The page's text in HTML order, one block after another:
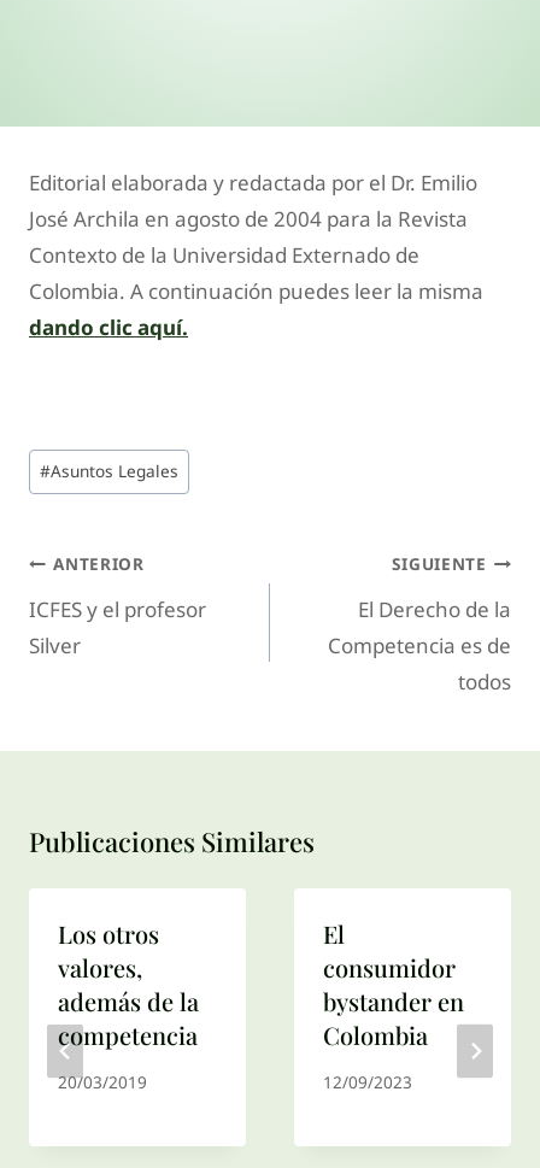
Editorial elaborada y redactada por el Dr. Emilio
José Archila en agosto de 2004 para la Revista
Contexto de la Universidad Externado de
Colombia. A continuación puedes leer la misma
dando clic aquí.
#Asuntos Legales
ANTERIOR
ICFES y el profesor
Silver
SIGUIENTE
El Derecho de la
Competencia es de
todos
Publicaciones Similares
Los otros
valores,
además de la
competencia
20/03/2019
El
consumidor
bystander en
Colombia
12/09/2023